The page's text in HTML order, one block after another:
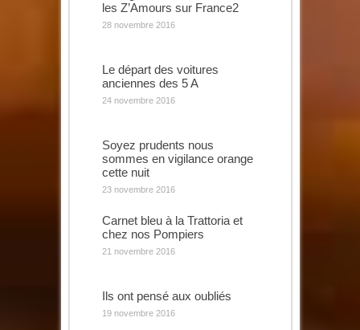
les Z’Amours sur France2
28 novembre 2016
Le départ des voitures
anciennes des 5 A
24 novembre 2016
Soyez prudents nous
sommes en vigilance orange
cette nuit
23 novembre 2016
Carnet bleu à la Trattoria et
chez nos Pompiers
21 novembre 2016
Ils ont pensé aux oubliés
19 novembre 2016